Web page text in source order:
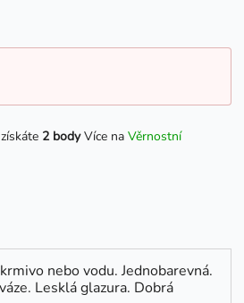
2 bodyVíce na Věrnostní
nebo vodu. Jednobarevná.
Lesklá glazura. Dobrá